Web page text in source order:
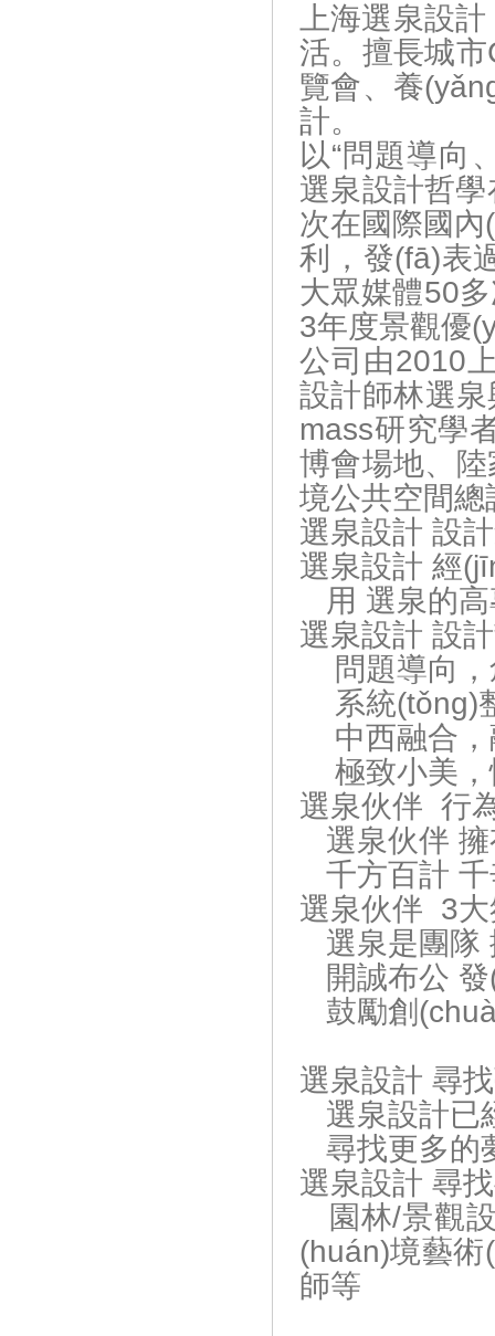
上海選泉設
活。擅長城市
覽會、養
計。
以“問題導向
選泉設計哲
次在國際國內
利，發
大眾媒體50多
3年度景觀優
公司由2010
設計師林選泉
mass研究學
博會場地
境公共空間總
選泉設計 設
選泉設計 經
用 選泉的高
選泉設計 設
問題導向
系統(tǒng)
中西融合
極致小美，
選泉伙伴 行
選泉伙伴 擁
千方百計 千
選泉伙伴 3
選泉是團隊
開誠布公 發
鼓勵創
選泉設計 尋
選泉設計已
尋找更多的
選泉設計 尋
園林/景觀設
(huán)境藝術
師等